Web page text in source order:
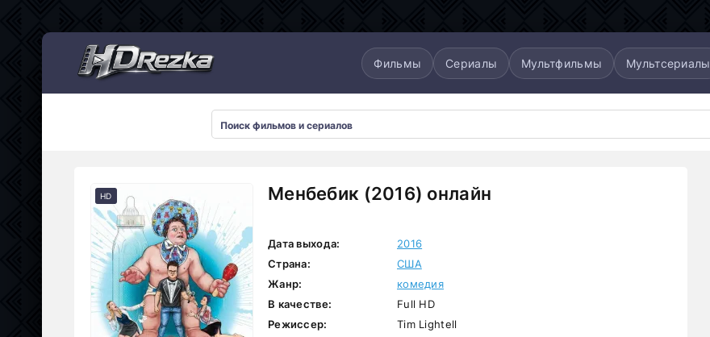
Фильмы Сериалы Мультфильмы Мультсериалы
Менбебик (2016) онлайн
HD
Дата выхода:
2016
Страна:
США
Жанр:
комедия
В качестве:
Full HD
Режиссер:
Tim Lightell
Мультсериалы